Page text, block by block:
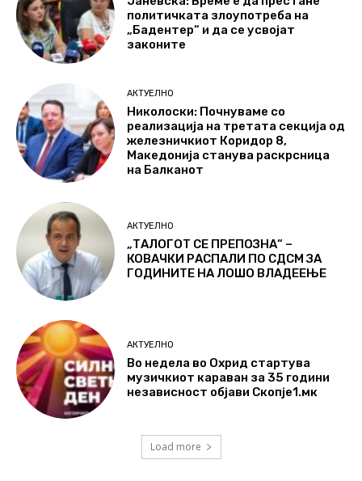
политичката злоупотреба на
„Бадентер“ и да се усвојат
законите
АКТУЕЛНО
Николоски: Почнуваме со
реализација на третата секција од
железничкиот Коридор 8,
Македонија станува раскрсница
на Балканот
АКТУЕЛНО
„ТАЛОГОТ СЕ ПРЕПОЗНА“ –
КОВАЧКИ РАСПАЛИ ПО СДСМ ЗА
ГОДИНИТЕ НА ЛОШО ВЛАДЕЕЊЕ
АКТУЕЛНО
Во недела во Охрид стартува
музичкиот караван за 35 години
независност објави Скопје1.мк
Load more